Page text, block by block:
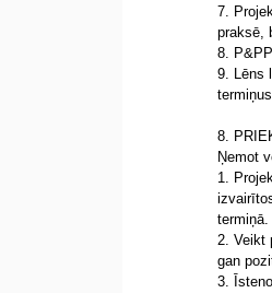
7.
praksē,
8.
9. Lēns
8.
Ņemot
1.
termiņā.
2. Veikt
gan
3.